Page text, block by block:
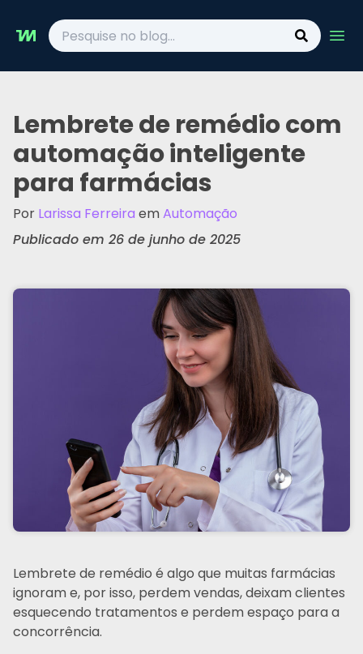
Lembrete de remédio com
automação inteligente
para farmácias
Por Larissa Ferreira emAutomação
Publicado em 26 de junho de 2025
Lembrete de remédio é algo que muitas farmácias
ignoram e, por isso, perdem vendas, deixam clientes
esquecendo tratamentos e perdem espaço para a
concorrência.